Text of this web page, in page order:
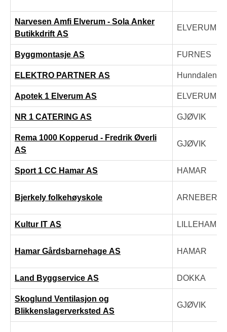
Narvesen Amfi Elverum - Sola Anker
Butikkdrift AS
ELVERUM
Byggmontasje AS FURNES
ELEKTRO PARTNER AS Hunndalen
Apotek 1 Elverum AS ELVERUM
NR 1 CATERING AS GJØVIK
Rema 1000 Kopperud - Fredrik Øverli
AS
GJØVIK
Sport 1 CC Hamar AS HAMAR
Bjerkely folkehøyskole ARNEBERG
Kultur IT AS
Hamar Gårdsbarnehage AS HAMAR
Land Byggservice AS DOKKA
Skoglund Ventilasjon og
Blikkenslagerverksted AS
GJØVIK